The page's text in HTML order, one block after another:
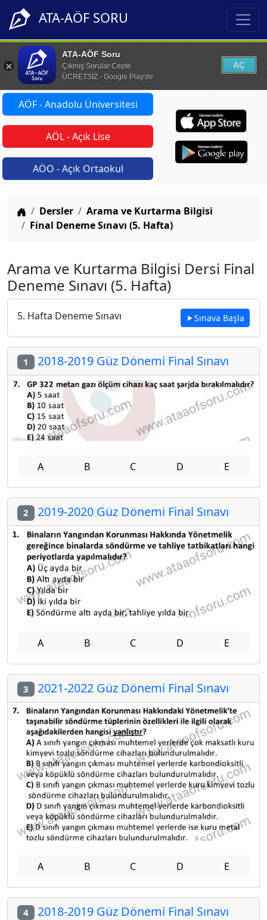
ATA-AÖF SORU
ATA-AÖF Soru
Çıkmış Sorular Cepte
ÜCRETSİZ - Google Play'de
AÇ
AÖF - Anadolu Üniversitesi
AÖL - Açık Lise
AÖO - Açık Ortaokul
Anasayfa
Dersler
Arama ve Kurtarma Bilgisi
Final Deneme Sınavı (5. Hafta)
Arama ve Kurtarma Bilgisi Dersi Final
Deneme Sınavı (5. Hafta)
5. Hafta Deneme Sınavı Sınava Başla
1 2018-2019 Güz Dönemi Final Sınavı
A B C D E
2 2019-2020 Güz Dönemi Final Sınavı
A B C D E
3 2021-2022 Güz Dönemi Final Sınavı
A B C D E
4 2018-2019 Güz Dönemi Final Sınavı